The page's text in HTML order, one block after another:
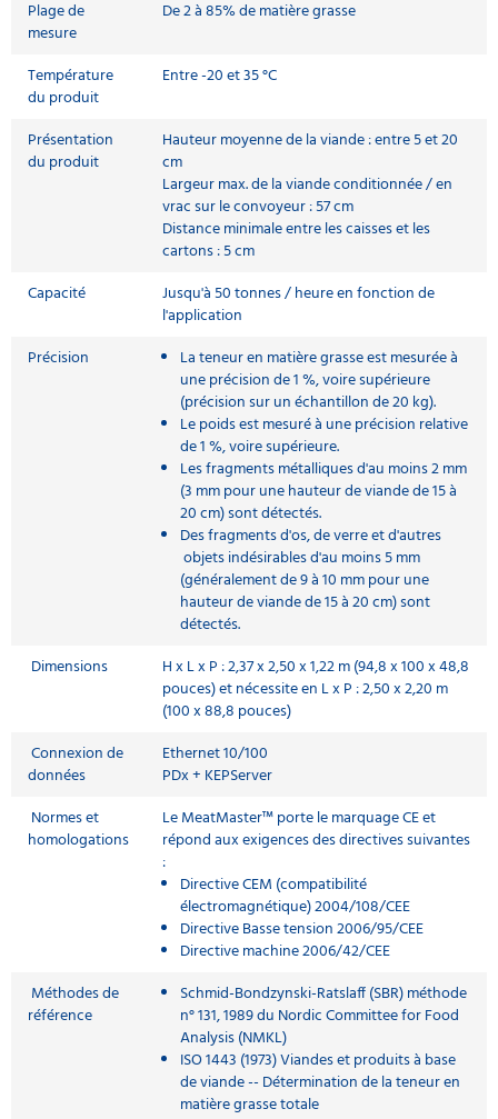
Plage de
mesure
De 2 à 85% de matière grasse
Température
du produit
Entre -20 et 35 °C
Présentation
du produit
Hauteur moyenne de la viande : entre 5 et 20
cm
Largeur max. de la viande conditionnée / en
vrac sur le convoyeur : 57 cm
Distance minimale entre les caisses et les
cartons : 5 cm
Capacité
Jusqu'à 50 tonnes / heure en fonction de
l'application
Précision
La teneur en matière grasse est mesurée à
une précision de 1 %, voire supérieure
(précision sur un échantillon de 20 kg).
Le poids est mesuré à une précision relative
de 1 %, voire supérieure.
Les fragments métalliques d'au moins 2 mm
(3 mm pour une hauteur de viande de 15 à
20 cm) sont détectés.
Des fragments d'os, de verre et d'autres
objets indésirables d'au moins 5 mm
(généralement de 9 à 10 mm pour une
hauteur de viande de 15 à 20 cm) sont
détectés.
Dimensions
H x L x P : 2,37 x 2,50 x 1,22 m (94,8 x 100 x 48,8
pouces) et nécessite en L x P : 2,50 x 2,20 m
(100 x 88,8 pouces)
Connexion de
données
Ethernet 10/100
PDx + KEPServer
Normes et
homologations
Le MeatMaster™ porte le marquage CE et
répond aux exigences des directives suivantes
:
Directive CEM (compatibilité
électromagnétique) 2004/108/CEE
Directive Basse tension 2006/95/CEE
Directive machine 2006/42/CEE
Méthodes de
référence
Schmid-Bondzynski-Ratslaff (SBR) méthode
n° 131, 1989 du Nordic Committee for Food
Analysis (NMKL)
ISO 1443 (1973) Viandes et produits à base
de viande -- Détermination de la teneur en
matière grasse totale